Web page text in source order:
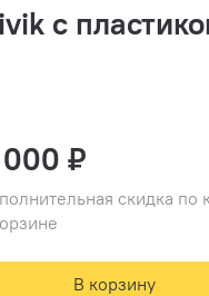
с
₽
скидка по
В корзину